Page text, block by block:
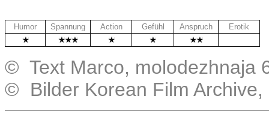
Humor Spannung Action Gefühl Anspruch
Erotik
© Text Marco, molodezhnaja
© Bilder Korean Film